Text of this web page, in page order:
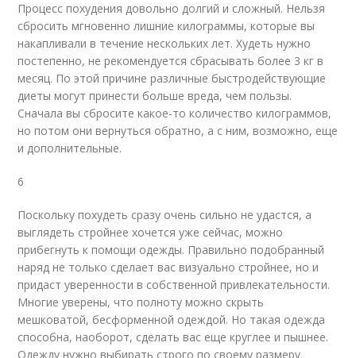
Процесс похудения довольно долгий и сложный. Нельзя
сбросить мгновенно лишние килограммы, которые вы
накапливали в течение нескольких лет. Худеть нужно
постепенно, не рекомендуется сбрасывать более 3 кг в
месяц. По этой причине различные быстродействующие
диеты могут принести больше вреда, чем пользы.
Сначала вы сбросите какое-то количество килограммов,
но потом они вернуться обратно, а с ним, возможно, еще
и дополнительные.
6
Поскольку похудеть сразу очень сильно не удастся, а
выглядеть стройнее хочется уже сейчас, можно
прибегнуть к помощи одежды. Правильно подобранный
наряд не только сделает вас визуально стройнее, но и
придаст уверенности в собственной привлекательности.
Многие уверены, что полноту можно скрыть
мешковатой, бесформенной одеждой. Но такая одежда
способна, наоборот, сделать вас еще круглее и пышнее.
Одежду нужно выбирать строго по своему размеру.